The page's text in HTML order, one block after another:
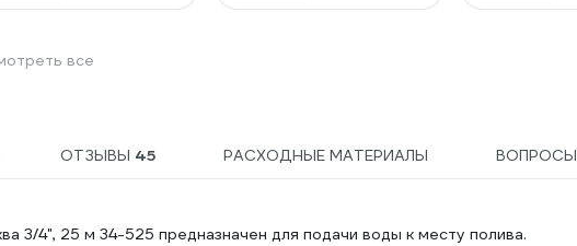
все
ОТЗЫВЫ 45 РАСХОДНЫЕ МАТЕРИАЛЫ ВОПРОСЫ
3/4", 25 м 34-525 предназначен для подачи воды к месту полива.